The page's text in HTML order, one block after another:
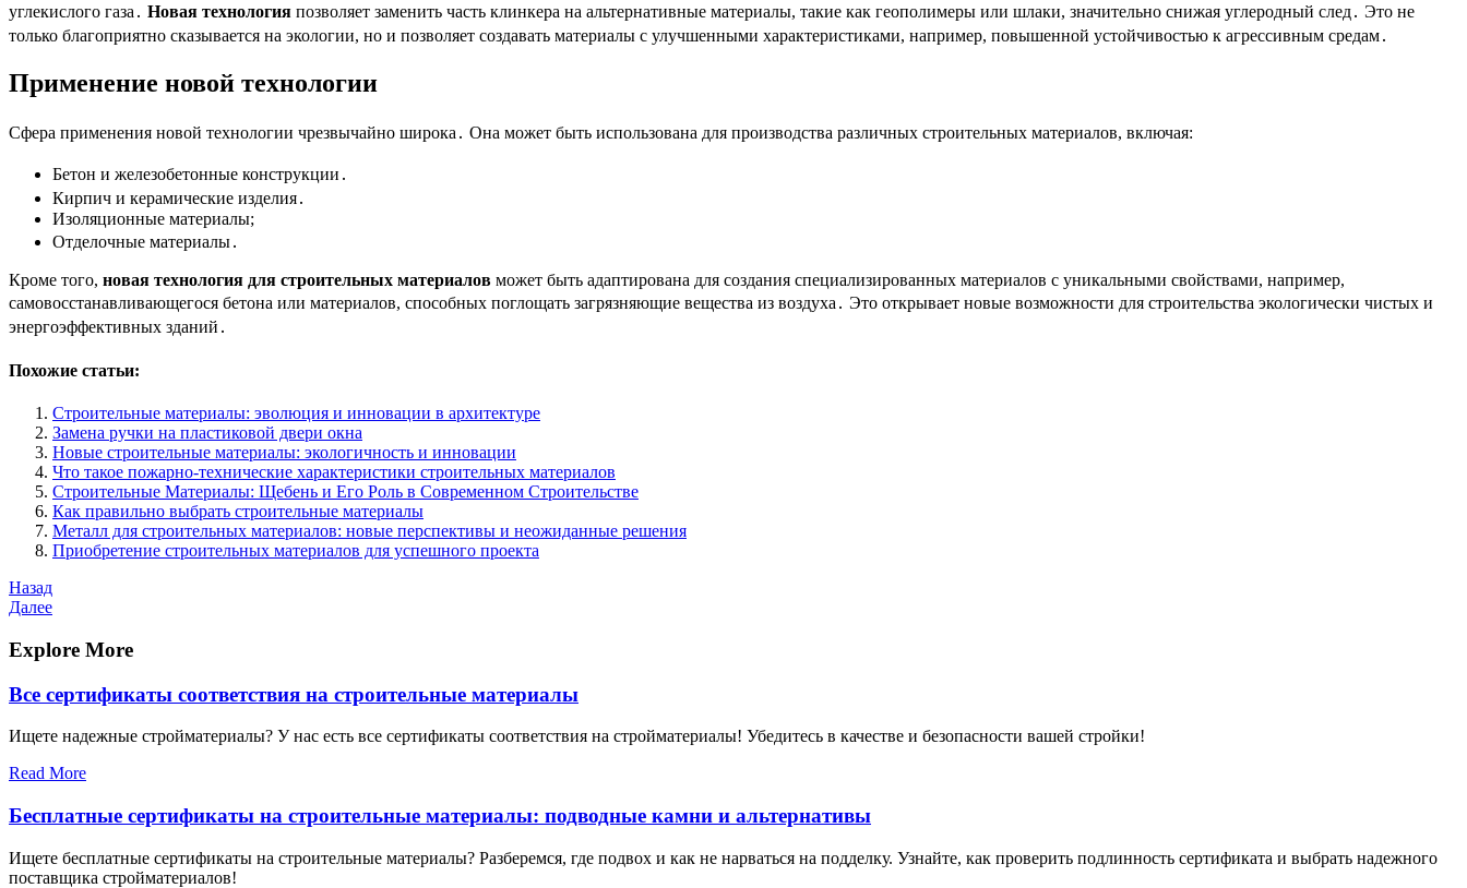
углекислого газа․ Новая технология позволяет заменить часть клинкера на альтернативные материалы, такие как геополимеры или шлаки, значительно снижая углеродный след․ Это не
только благоприятно сказывается на экологии, но и позволяет создавать материалы с улучшенными характеристиками, например, повышенной устойчивостью к агрессивным средам․
Применение новой технологии
Сфера применения новой технологии чрезвычайно широка․ Она может быть использована для производства различных строительных материалов, включая:
Бетон и железобетонные конструкции․
Кирпич и керамические изделия․
Изоляционные материалы;
Отделочные материалы․
Кроме того, новая технология для строительных материалов может быть адаптирована для создания специализированных материалов с уникальными свойствами, например,
самовосстанавливающегося бетона или материалов, способных поглощать загрязняющие вещества из воздуха․ Это открывает новые возможности для строительства экологически чистых и
энергоэффективных зданий․
Похожие статьи:
Строительные материалы: эволюция и инновации в архитектуре
Замена ручки на пластиковой двери окна
Новые строительные материалы: экологичность и инновации
Что такое пожарно-технические характеристики строительных материалов
Строительные Материалы: Щебень и Его Роль в Современном Строительстве
Как правильно выбрать строительные материалы
Металл для строительных материалов: новые перспективы и неожиданные решения
Приобретение строительных материалов для успешного проекта
Навигация
по
записям
Предыдущая
запись
Назад
Следующая
Далее
Explore More
Все сертификаты соответствия на строительные материалы
Ищете надежные стройматериалы? У нас есть все сертификаты соответствия на стройматериалы! Убедитесь в качестве и безопасности вашей стройки!
Read More
Бесплатные сертификаты на строительные материалы: подводные камни и альтернативы
Ищете бесплатные сертификаты на строительные материалы? Разберемся, где подвох и как не нарваться на подделку. Узнайте, как проверить подлинность сертификата и выбрать надежного
поставщика стройматериалов!